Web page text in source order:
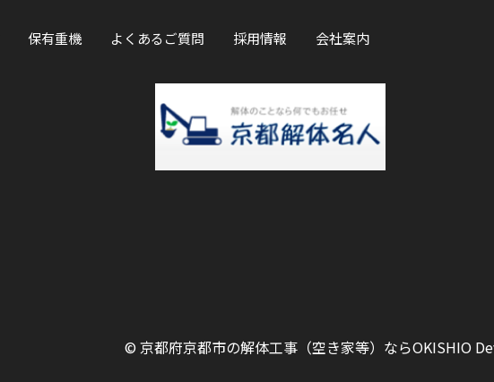
保有重機 よくあるご質問 採用情報 会社案内
© 京都府京都市の解体工事（空き家等）ならOKISHIO